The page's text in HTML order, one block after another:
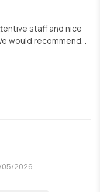
staff and nice
would recommend. .
05/2026